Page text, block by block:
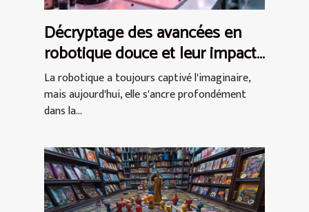
Décryptage des avancées en
robotique douce et leur impact
futur
La robotique a toujours captivé l'imaginaire,
mais aujourd'hui, elle s'ancre profondément
dans la...